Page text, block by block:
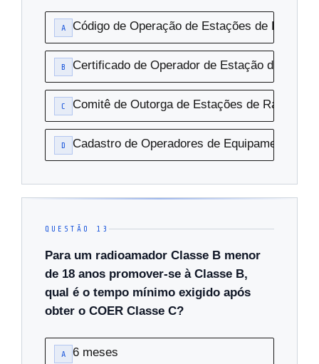
A Código de Operação de Estações de Rádio
B Certificado de Operador de Estação de
C Comitê de Outorga de Estações de Rádio
D Cadastro de Operadores de Equipamentos
QUESTÃO 13
Para um radioamador Classe B menor
de 18 anos promover-se à Classe B,
qual é o tempo mínimo exigido após
obter o COER Classe C?
A 6 meses